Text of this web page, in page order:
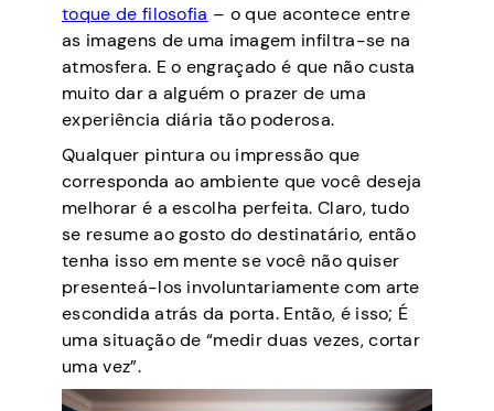
toque de filosofia – o que acontece entre
as imagens de uma imagem infiltra-se na
atmosfera. E o engraçado é que não custa
muito dar a alguém o prazer de uma
experiência diária tão poderosa.
Qualquer pintura ou impressão que
corresponda ao ambiente que você deseja
melhorar é a escolha perfeita. Claro, tudo
se resume ao gosto do destinatário, então
tenha isso em mente se você não quiser
presenteá-los involuntariamente com arte
escondida atrás da porta. Então, é isso; É
uma situação de “medir duas vezes, cortar
uma vez”.